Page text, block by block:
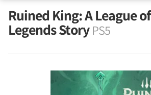
Ruined King: A League of
Legends StoryPS5